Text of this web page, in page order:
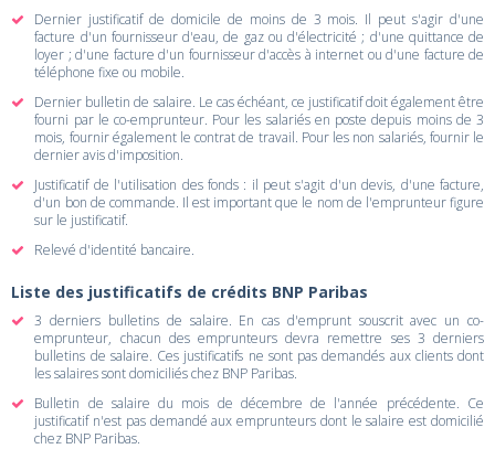
Dernier justificatif de domicile de moins de 3 mois. Il peut s'agir d'une
facture d'un fournisseur d'eau, de gaz ou d'électricité ; d'une quittance de
loyer ; d'une facture d'un fournisseur d'accès à internet ou d'une facture de
téléphone fixe ou mobile.
Dernier bulletin de salaire. Le cas échéant, ce justificatif doit également être
fourni par le co-emprunteur. Pour les salariés en poste depuis moins de 3
mois, fournir également le contrat de travail. Pour les non salariés, fournir le
dernier avis d'imposition.
Justificatif de l'utilisation des fonds : il peut s'agit d'un devis, d'une facture,
d'un bon de commande. Il est important que le nom de l'emprunteur figure
sur le justificatif.
Relevé d'identité bancaire.
Liste des justificatifs de crédits BNP Paribas
3 derniers bulletins de salaire. En cas d'emprunt souscrit avec un co-
emprunteur, chacun des emprunteurs devra remettre ses 3 derniers
bulletins de salaire. Ces justificatifs ne sont pas demandés aux clients dont
les salaires sont domiciliés chez BNP Paribas.
Bulletin de salaire du mois de décembre de l'année précédente. Ce
justificatif n'est pas demandé aux emprunteurs dont le salaire est domicilié
chez BNP Paribas.